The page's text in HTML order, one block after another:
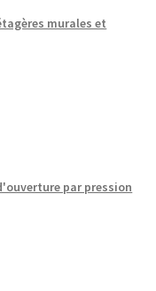
murales et
par pression